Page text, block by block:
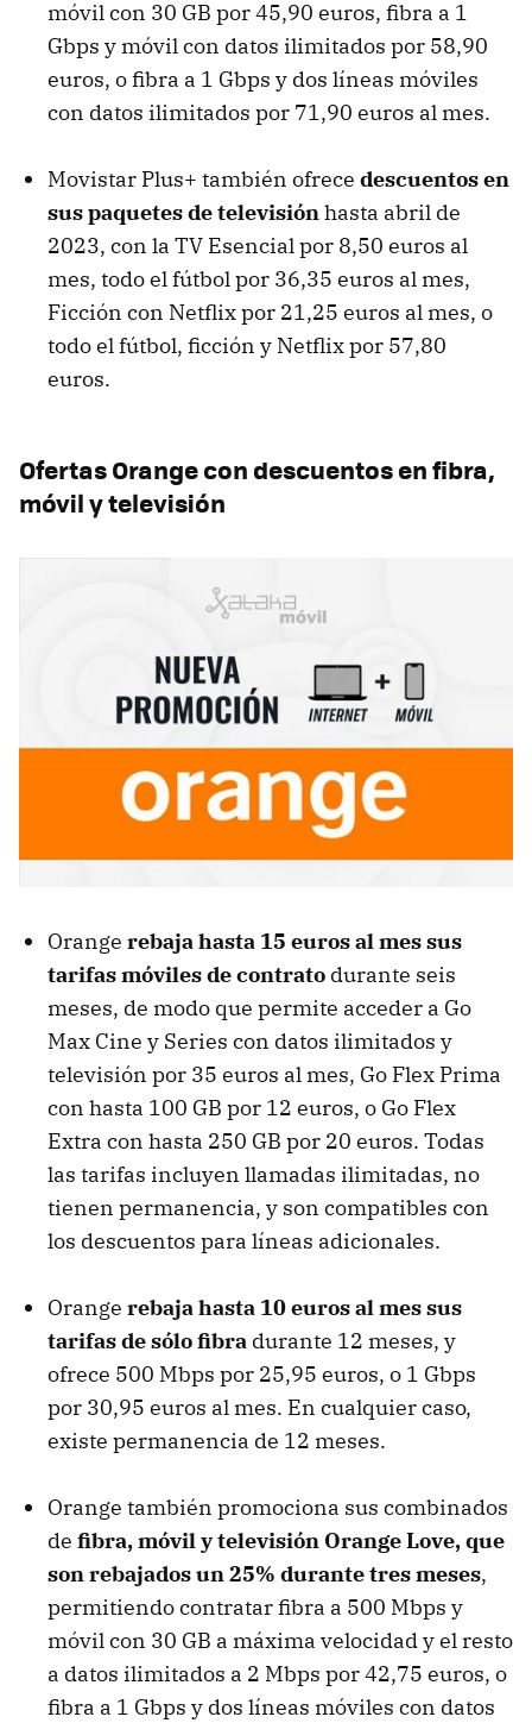
móvil con 30 GB por 45,90 euros, fibra a 1
Gbps y móvil con datos ilimitados por 58,90
euros, o fibra a 1 Gbps y dos líneas móviles
con datos ilimitados por 71,90 euros al mes.
Movistar Plus+ también ofrece descuentos en
sus paquetes de televisiónhasta abril de
2023, con la TV Esencial por 8,50 euros al
mes, todo el fútbol por 36,35 euros al mes,
Ficción con Netflix por 21,25 euros al mes, o
todo el fútbol, ficción y Netflix por 57,80
euros.
Ofertas Orange con descuentos en fibra,
móvil y televisión
Orange rebaja hasta 15 euros al mes sus
tarifas móviles de contrato durante seis
meses, de modo que permite acceder a Go
Max Cine y Series con datos ilimitados y
televisión por 35 euros al mes, Go Flex Prima
con hasta 100 GB por 12 euros, o Go Flex
Extra con hasta 250 GB por 20 euros. Todas
las tarifas incluyen llamadas ilimitadas, no
tienen permanencia, y son compatibles con
los descuentos para líneas adicionales.
Orange rebaja hasta 10 euros al mes sus
tarifas de sólo fibra durante 12 meses, y
ofrece 500 Mbps por 25,95 euros, o 1 Gbps
por 30,95 euros al mes. En cualquier caso,
existe permanencia de 12 meses.
Orange también promociona sus combinados
de fibra, móvil y televisión Orange Love, que
son rebajados un 25% durante tres meses,
permitiendo contratar fibra a 500 Mbps y
móvil con 30 GB a máxima velocidad y el resto
a datos ilimitados a 2 Mbps por 42,75 euros, o
fibra a 1 Gbps y dos líneas móviles con datos